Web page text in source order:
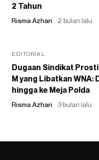
2 Tahun
Risma Azhari 2 bulan lalu
EDITORIAL
Dugaan Sindikat
M yang Libatkan WNA:
hingga ke Meja Polda
Risma Azhari 3 bulan lalu